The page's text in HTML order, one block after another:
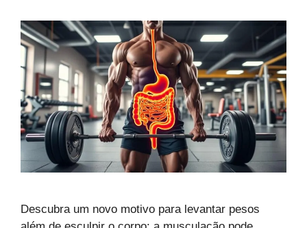
Descubra um novo motivo para levantar pesos